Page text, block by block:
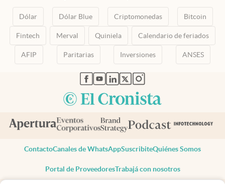
Dólar Dólar Blue Criptomonedas Bitcoin
Fintech Merval Quiniela Calendario de feriados
AFIP Paritarias Inversiones ANSES
abre en nueva pestaña
abre en nueva pestaña
abre en nueva pestaña
abre en nueva pestaña
abre en nueva pestaña
ContactoCanales de WhatsAppSuscribiteQuiénes Somos
Portal de ProveedoresTrabajá con nosotros